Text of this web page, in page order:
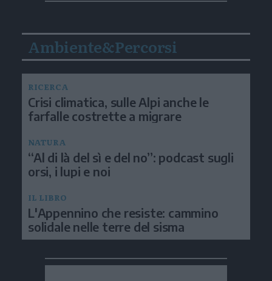
Ambiente&Percorsi
RICERCA
Crisi climatica, sulle Alpi anche le
farfalle costrette a migrare
NATURA
“Al di là del sì e del no”: podcast sugli
orsi, i lupi e noi
IL LIBRO
L'Appennino che resiste: cammino
solidale nelle terre del sisma